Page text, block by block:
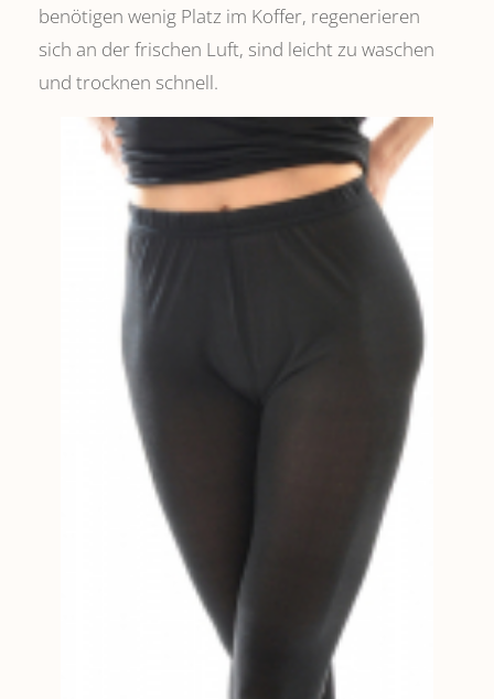
benötigen wenig Platz im Koffer, regenerieren
sich an der frischen Luft, sind leicht zu waschen
und trocknen schnell.